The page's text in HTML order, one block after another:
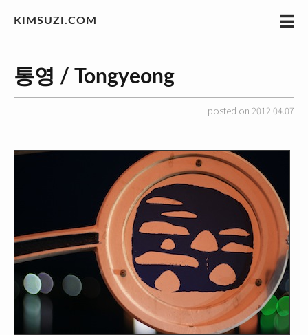
KIMSUZI.COM
통영 / Tongyeong
posted on 2012.04.07